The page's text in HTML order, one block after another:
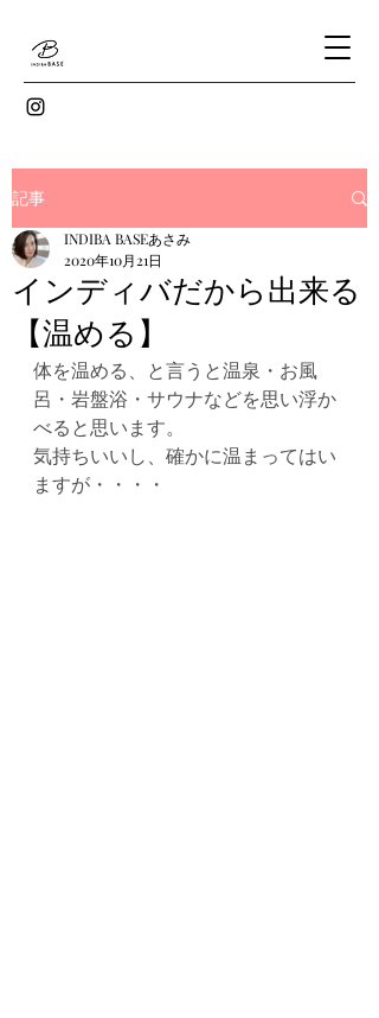
記事
インディバだから出来る
【温める】
INDIBA BASEあさみ
2020年10月21日
体を温める、と言うと温泉・お風
呂・岩盤浴・サウナなどを思い浮か
べると思います。
気持ちいいし、確かに温まってはい
ますが・・・・